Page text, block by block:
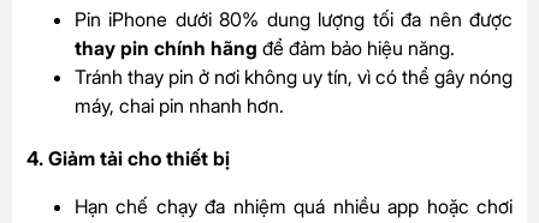
Pin iPhone dưới 80% dung lượng tối đa nên được
thay pin chính hãng để đảm bảo hiệu năng.
Tránh thay pin ở nơi không uy tín, vì có thể gây nóng
máy, chai pin nhanh hơn.
4. Giảm tải cho thiết bị
Hạn chế chạy đa nhiệm quá nhiều app hoặc chơi